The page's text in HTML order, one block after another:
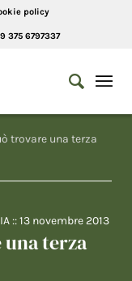
policy
375 6797337
trovare una terza
::13 novembre 2013
terza